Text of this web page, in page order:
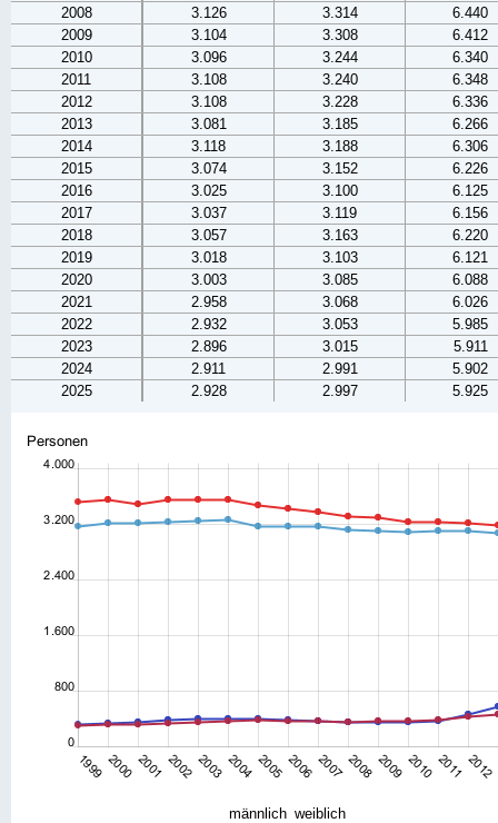
2008
3.126 3.314
6.440
2009
3.104 3.308
6.412
2010
3.096 3.244
6.340
2011
3.108 3.240
6.348
2012
3.108 3.228
6.336
2013
3.081 3.185
6.266
2014
3.118 3.188
6.306
2015
3.074 3.152
6.226
2016
3.025 3.100
6.125
2017
3.037 3.119
6.156
2018
3.057 3.163
6.220
2019
3.018 3.103
6.121
2020
3.003 3.085
6.088
2021
2.958 3.068
6.026
2022
2.932 3.053
5.985
2023
2.896 3.015
5.911
2024
2.911 2.991
5.902
2025
2.928 2.997 5.925
männlich weiblich